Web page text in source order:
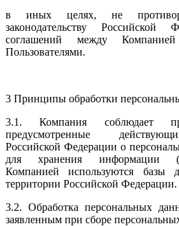
в иных целях, не
законодательству
соглашений между
Пользователями.
3 Принципы обработки
3.1. Компания соблюдает
предусмотренные
Российской Федерации о
для хранения информации
Компанией используются базы
территории Российской Федерации.
3.2. Обработка персональных
заявленным при сборе